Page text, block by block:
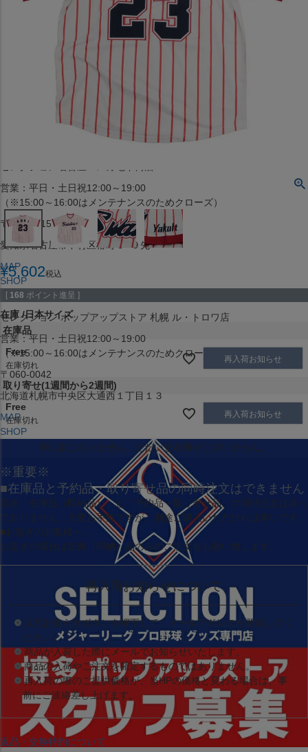
JR水道橋駅西口店
営業：土・日・祝日のみ 12:00-18:00
東京都千代田区神田三崎町２丁目２２−１ 1F
営業：平日・土日祝12:00～19:00
（※15:00～16:00はメンテナンスのためクローズ）
〒453-0015
愛知県名古屋市中村区椿町６−９先
MAP
SHOP
セレクション ポップアップストア 札幌 ル・トロワ店
営業：平日・土日祝12:00～19:00
（※15:00～16:00はメンテナンスのためクローズ）
〒060-0042
北海道札幌市中央区大通西１丁目１３
MAP
SHOP
¥5,602税込
[ 168 ポイント進呈 ]
在庫 日本サイズ
在庫品
Free
在庫切れ
再入荷お知らせ
取り寄せ(1週間から2週間)
Free
在庫切れ
再入荷お知らせ
申し訳ございません。ただいま在庫がございません。
※重要※
■在庫品と予約品・取り寄せ品の同時注文はできません
現在 「在庫品（即納品）」と 「予約品・取り寄せ品」 の同時注文は承っ
ておりません。大変お手数ですが、別途ご購入いただければ幸いです。
■お急ぎのお客様へ
お急ぎの場合は 在庫（即納）品のみのご注文をお願い致します。
再入荷お知らせについて
入荷お知らせボタンを押下して、メールアドレスを登録してく
ださい。
商品が入荷した際にメールでお知らせいたします。
商品の入荷やご注文を確定するものではありません。
再入荷の際のご提供価格が、当HPの価格と変わる場合は、事
前にご連絡差し上げます。
返品・交換特約について